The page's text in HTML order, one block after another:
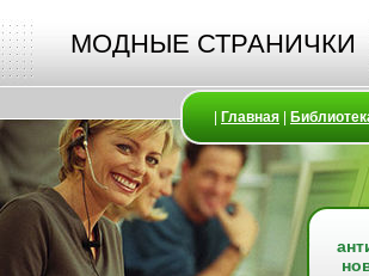
МОДНЫЕ СТРАНИЧКИ
Главная